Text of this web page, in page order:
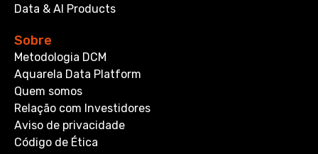
Data & AI Products
Sobre
Metodologia DCM
Aquarela Data Platform
Quem somos
Relação com Investidores
Aviso de privacidade
Código de Ética